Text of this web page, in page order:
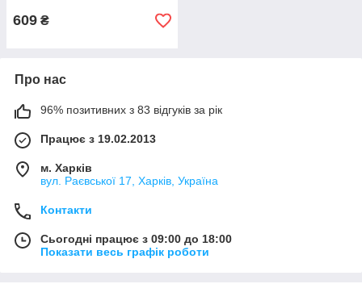
609 ₴
Про нас
96% позитивних з 83 відгуків за рік
Працює з 19.02.2013
м. Харків
вул. Раєвської 17, Харків, Україна
Контакти
Сьогодні працює з 09:00 до 18:00
Показати весь графік роботи